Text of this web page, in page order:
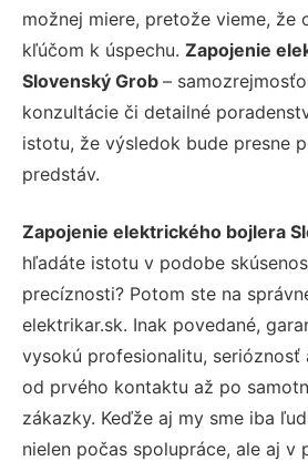
možnej miere, pretože vieme, že
kľúčom k úspechu. Zapojenie
Slovenský Grob –
konzultácie či detailné
istotu, že výsledok bude presne
predstáv.
Zapojenie elektrického bojlera
hľadáte istotu v podobe
precíznosti? Potom ste na
elektrikar.sk. Inak povedané,
vysokú profesionalitu, serióznosť
od prvého kontaktu až po
zákazky. Keďže aj my sme iba
nielen počas spolupráce, ale aj v